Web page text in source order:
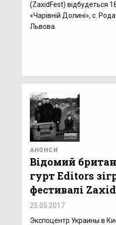
(ZaxidFest) відбудеться
«Чарівній Долині», с.
Львова.
АНОНСИ
Відомий
гурт Editors
фестивалі
25.05.2017
Экспоцентр Украины в